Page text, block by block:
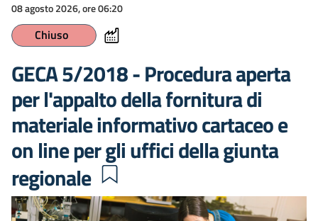
08 agosto 2026, ore 06:20
Chiuso
GECA 5/2018 - Procedura aperta
per l'appalto della fornitura di
materiale informativo cartaceo e
on line per gli uffici della giunta
regionale